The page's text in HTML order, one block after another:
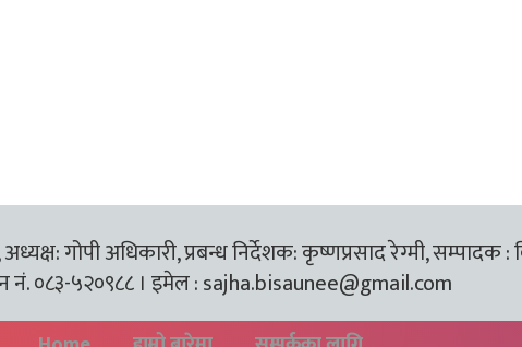
गोपी अधिकारी, प्रबन्ध निर्देशक: कृष्णप्रसाद रेग्मी, सम्पादक :
नं. ०८३-५२०९८८ । इमेल :sajha.bisaunee@gmail.com